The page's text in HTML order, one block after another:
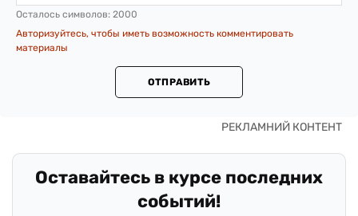
Осталось символов: 2000
Авторизуйтесь, чтобы иметь возможность комментировать
материалы
ОТПРАВИТЬ
Оставайтесь в курсе последних
событий!